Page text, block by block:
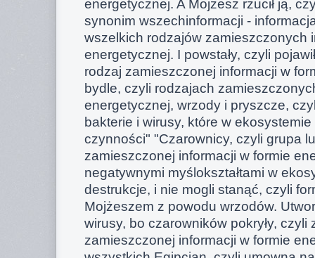
energetycznej. A Mojżesz rzucił ją,
synonim wszechinformacji -
wszelkich rodzajów zamieszczonych
energetycznej. I powstały, czyli
rodzaj zamieszczonej informacji w
bydle, czyli rodzajach
energetycznej, wrzody i pryszcze,
bakterie i wirusy, które w
czynności" "Czarownicy, czyli grupa
zamieszczonej informacji w formie
negatywnymi myślokształtami w
destrukcje, i nie mogli stanąć, czyli
Mojżeszem z powodu wrzodów.
wirusy, bo czarowników pokryły, czyli
zamieszczonej informacji w formie